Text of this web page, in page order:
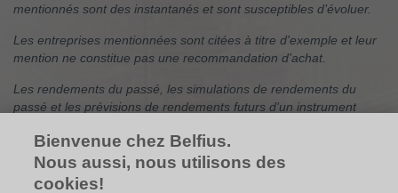
mentionnés sont des instantanés et sont susceptibles d’évoluer.
Les entreprises mentionnées sont citées à titre d'exemple et leur
mention ne constitue pas une recommandation d'achat.
Les rendements du passé, les simulations de rendements du
passé et les prévisions de rendements futurs d'un instrument
d'investissement ne constituent pas des indicateurs fiables des
rendements futurs. Les rendements bruts peuvent être
influencés par des commissions, frais et autres charges. Les
Bienvenue chez Belfius.
Nous aussi, nous utilisons des
cookies!